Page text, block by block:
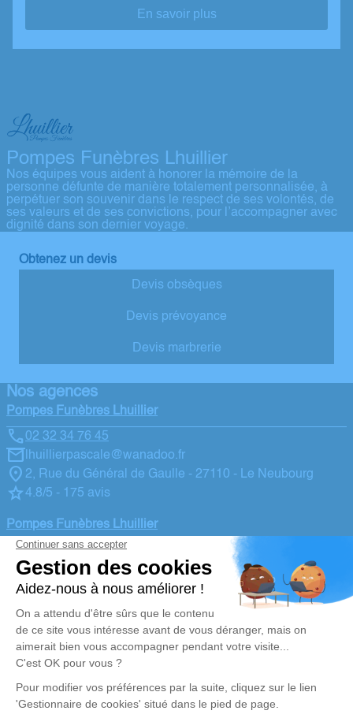
En savoir plus
Pompes Funèbres Lhuillier
Nos équipes vous aident à honorer la mémoire de la
personne défunte de manière totalement personnalisée, à
perpétuer son souvenir dans le respect de ses volontés, de
ses valeurs et de ses convictions, pour l’accompagner avec
dignité dans son dernier voyage.
Obtenez un devis
Devis obsèques
Devis prévoyance
Devis marbrerie
Nos agences
Pompes Funèbres Lhuillier
02 32 34 76 45
lhuillierpascale@wanadoo.fr
2, Rue du Général de Gaulle - 27110 - Le Neubourg
4.8/5 - 175 avis
Pompes Funèbres Lhuillier
02 32 45 22 06
lhuilliergalichet@wanadoo.fr
40, Rue Saint Nicolas - 27170 - Beaumont le Roger
4.9/5 - 44 avis
Nos Services
Organiser des Obsèques
Monuments funéraires
Services aux familles
Liens utiles
Avis de décès
agence